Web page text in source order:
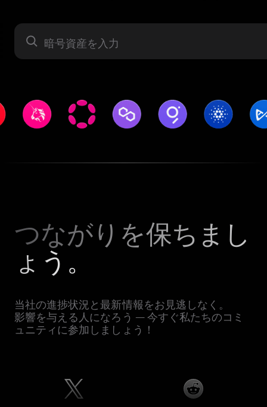
暗号資産
つながりを保ちまし
ょう。
当社の進捗状況と最新情報をお見逃しなく。
影響を与える人になろう — 今すぐ私たちのコミ
ュニティに参加しましょう！